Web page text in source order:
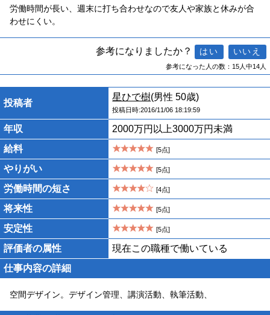
労働時間が長い、週末に打ち合わせなので友人や家族と休みが合
わせにくい。
参考になりましたか？
参考になった人の数：15人中14人
投稿者
星ひで樹(男性 50歳)
投稿日時:2016/11/06 18:19:59
年収
2000万円以上3000万円未満
給料
[5点]
やりがい [5点]
労働時間の短さ [4点]
将来性 [5点]
安定性 [5点]
評価者の属性
現在この職種で働いている
仕事内容の詳細
空間デザイン。デザイン管理、講演活動、執筆活動、